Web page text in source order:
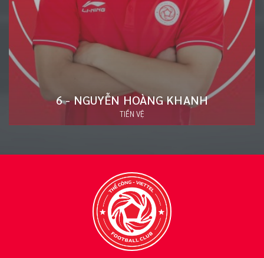
20 - ĐÀO VĂN NAM
HẬU VỆ